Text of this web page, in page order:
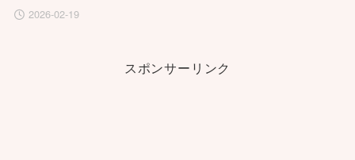
2026-02-19
スポンサーリンク